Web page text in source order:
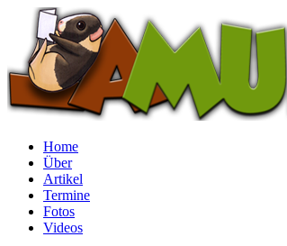
Home
Über
Artikel
Termine
Fotos
Videos